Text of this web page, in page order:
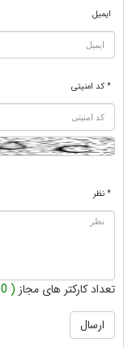
ایمیل
* کد امنیتی
* نظر
تعداد کارکتر های مجاز ( 200 )